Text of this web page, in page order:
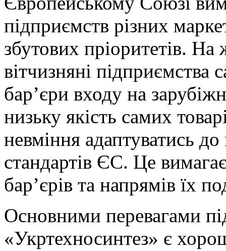
підприємств різних
збутових пріоритетів.
вітчизняні під­приємства
бар’єри входу на
низьку якість самих
невміння адаптуватись
стандартів ЄС. Це
бар’єрів та напрямів їх
Основними перевагами
«Укртехносинтез» є